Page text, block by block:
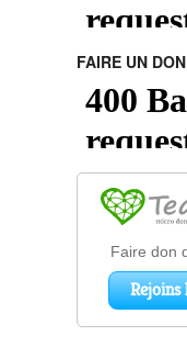
FAIRE UN DON